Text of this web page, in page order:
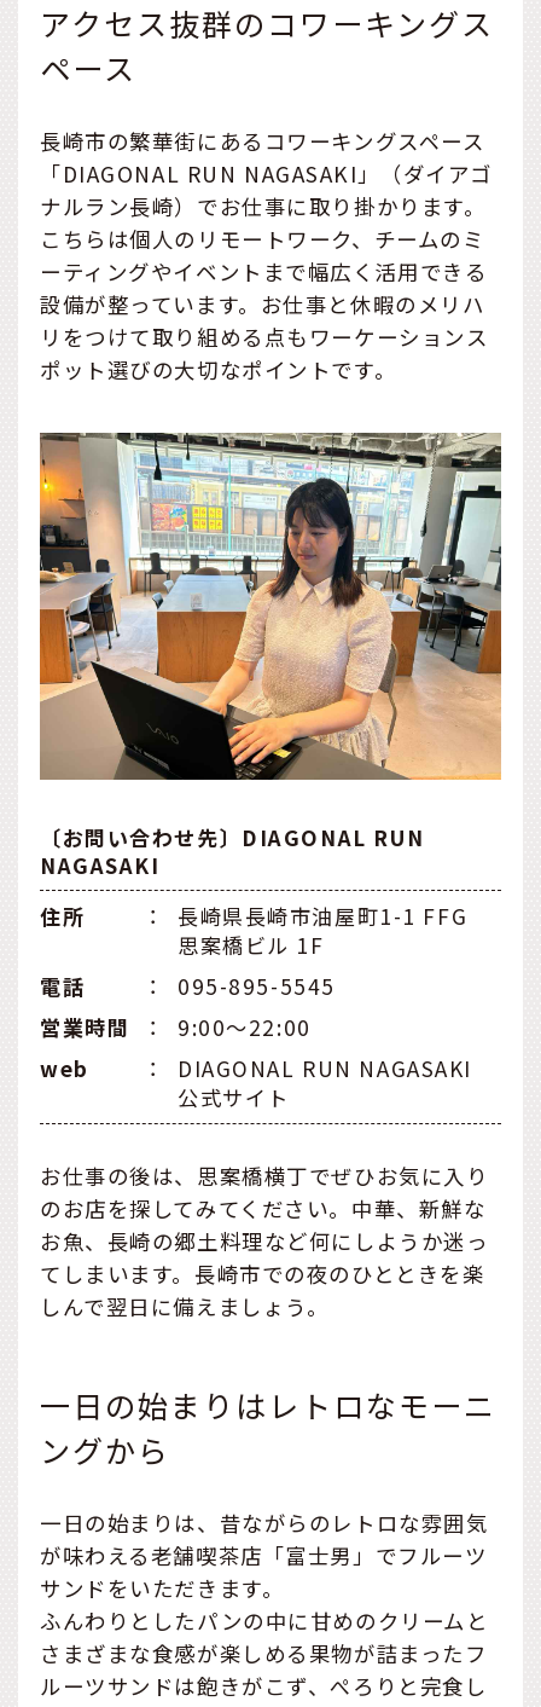
アクセス抜群のコワーキングス
ペース
長崎市の繁華街にあるコワーキングスペース
「DIAGONAL RUN NAGASAKI」（ダイアゴ
ナルラン長崎）でお仕事に取り掛かります。
こちらは個人のリモートワーク、チームのミ
ーティングやイベントまで幅広く活用できる
設備が整っています。お仕事と休暇のメリハ
リをつけて取り組める点もワーケーションス
ポット選びの大切なポイントです。
〔お問い合わせ先〕DIAGONAL RUN
NAGASAKI
住所
：
長崎県長崎市油屋町1-1 FFG
思案橋ビル 1F
電話
：
095-895-5545
営業時間
：
9:00〜22:00
web
：
DIAGONAL RUN NAGASAKI
公式サイト
お仕事の後は、思案橋横丁でぜひお気に入り
のお店を探してみてください。中華、新鮮な
お魚、長崎の郷土料理など何にしようか迷っ
てしまいます。長崎市での夜のひとときを楽
しんで翌日に備えましょう。
一日の始まりはレトロなモーニ
ングから
一日の始まりは、昔ながらのレトロな雰囲気
が味わえる老舗喫茶店「富士男」でフルーツ
サンドをいただきます。
ふんわりとしたパンの中に甘めのクリームと
さまざまな食感が楽しめる果物が詰まったフ
ルーツサンドは飽きがこず、ぺろりと完食し